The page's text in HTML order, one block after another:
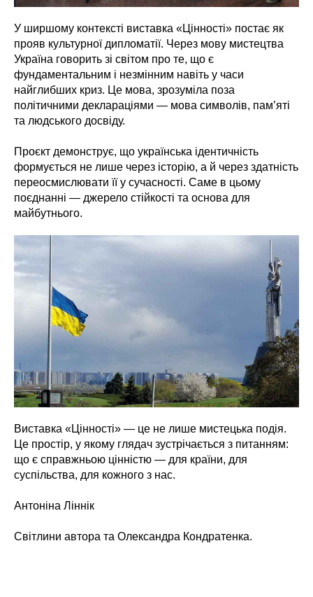
У ширшому контексті виставка «Цінності» постає як
прояв культурної дипломатії. Через мову мистецтва
Україна говорить зі світом про те, що є
фундаментальним і незмінним навіть у часи
найглибших криз. Це мова, зрозуміла поза
політичними деклараціями — мова символів, пам’яті
та людського досвіду.
Проєкт демонструє, що українська ідентичність
формується не лише через історію, а й через здатність
переосмислювати її у сучасності. Саме в цьому
поєднанні — джерело стійкості та основа для
майбутнього.
Виставка «Цінності» — це не лише мистецька подія.
Це простір, у якому глядач зустрічається з питанням:
що є справжньою цінністю — для країни, для
суспільства, для кожного з нас.
Антоніна Ліннік
Світлини автора та Олександра Кондратенка.